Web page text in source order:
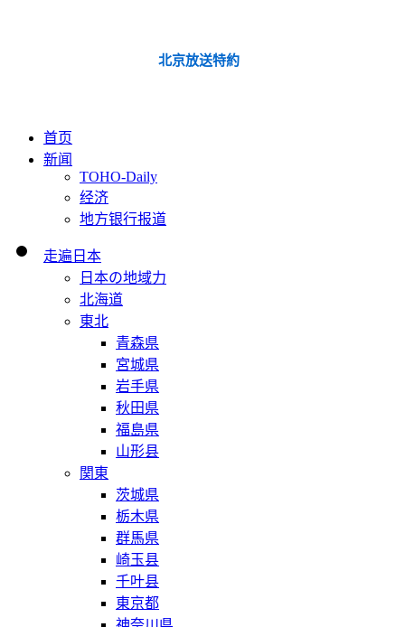
北京放送特約
首页
新闻
TOHO-Daily
经济
地方银行报道
走遍日本
日本の地域力
北海道
東北
青森県
宮城県
岩手県
秋田県
福島県
山形县
関東
茨城県
栃木県
群馬県
崎玉县
千叶县
東京都